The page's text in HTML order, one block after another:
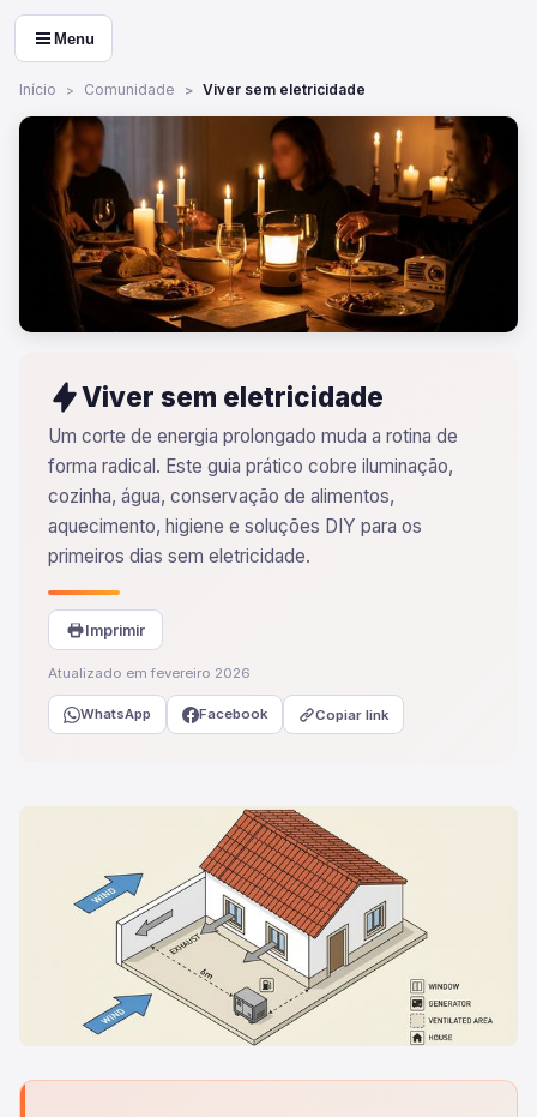
Menu
Início Comunidade Viver sem eletricidade
Viver sem eletricidade
Um corte de energia prolongado muda a rotina de
forma radical. Este guia prático cobre iluminação,
cozinha, água, conservação de alimentos,
aquecimento, higiene e soluções DIY para os
primeiros dias sem eletricidade.
Imprimir
Atualizado em fevereiro 2026
WhatsApp Facebook Copiar link